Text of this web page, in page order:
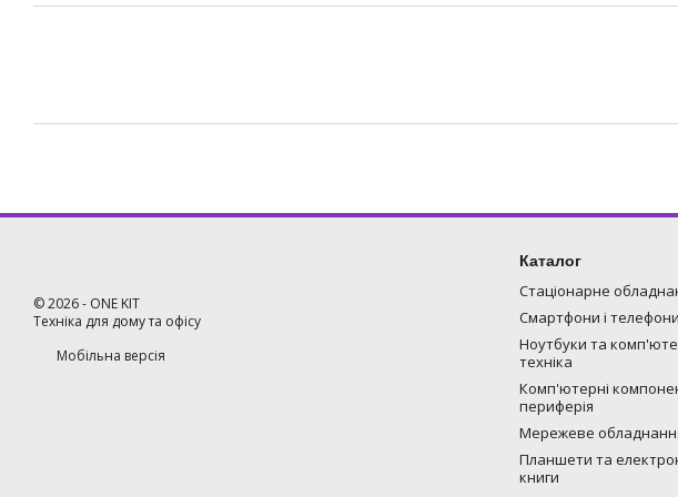
©2026- ONE KIT
Техніка для дому та офісу
Мобільна версія
Каталог
Стаціонарне
Смартфони і телефони
Ноутбуки та
техніка
Комп'ютерні
периферія
Мережеве
Планшети та
книги